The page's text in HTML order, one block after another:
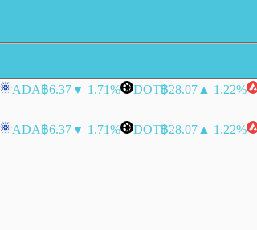
ADA฿6.37▼ 1.71% DOT฿28.07 ▲ 1.22%
ADA฿6.37▼ 1.71% DOT฿28.07 ▲ 1.22%